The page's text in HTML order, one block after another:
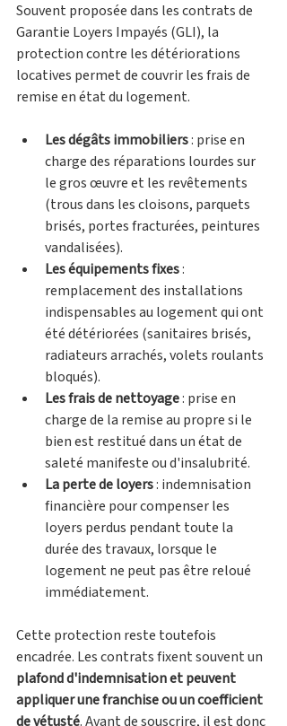
Souvent proposée dans les contrats de
Garantie Loyers Impayés (GLI), la
protection contre les détériorations
locatives permet de couvrir les frais de
remise en état du logement.
Les dégâts immobiliers : prise en
charge des réparations lourdes sur
le gros œuvre et les revêtements
(trous dans les cloisons, parquets
brisés, portes fracturées, peintures
vandalisées).
Les équipements fixes :
remplacement des installations
indispensables au logement qui ont
été détériorées (sanitaires brisés,
radiateurs arrachés, volets roulants
bloqués).
Les frais de nettoyage : prise en
charge de la remise au propre si le
bien est restitué dans un état de
saleté manifeste ou d'insalubrité.
La perte de loyers : indemnisation
financière pour compenser les
loyers perdus pendant toute la
durée des travaux, lorsque le
logement ne peut pas être reloué
immédiatement.
Cette protection reste toutefois
encadrée. Les contrats fixent souvent un
plafond d'indemnisation et peuvent
appliquer une franchise ou un coefficient
de vétusté. Avant de souscrire, il est donc